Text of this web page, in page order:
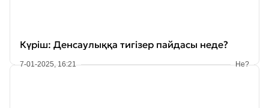
Күріш: Денсаулыққа тигізер пайдасы неде?
7-01-2025, 16:21 Не?